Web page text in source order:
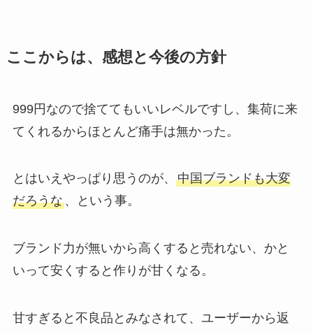
ここからは、感想と今後の方針
999円なので捨ててもいいレベルですし、集荷に来
てくれるからほとんど痛手は無かった。
とはいえやっぱり思うのが、 中国ブランドも大変
だろうな、という事。
ブランド力が無いから高くすると売れない、かと
いって安くすると作りが甘くなる。
甘すぎると不良品とみなされて、ユーザーから返